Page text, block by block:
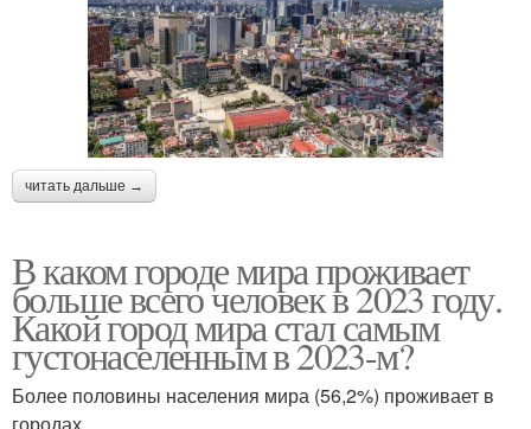
читать дальше →
В каком городе мира проживает
больше всего человек в 2023 году.
Какой город мира стал самым
густонаселенным в 2023-м?
Более половины населения мира (56,2%) проживает в